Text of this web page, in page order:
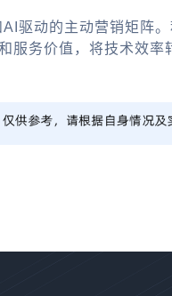
驱动的主动营销矩阵
务价值，将技术效率